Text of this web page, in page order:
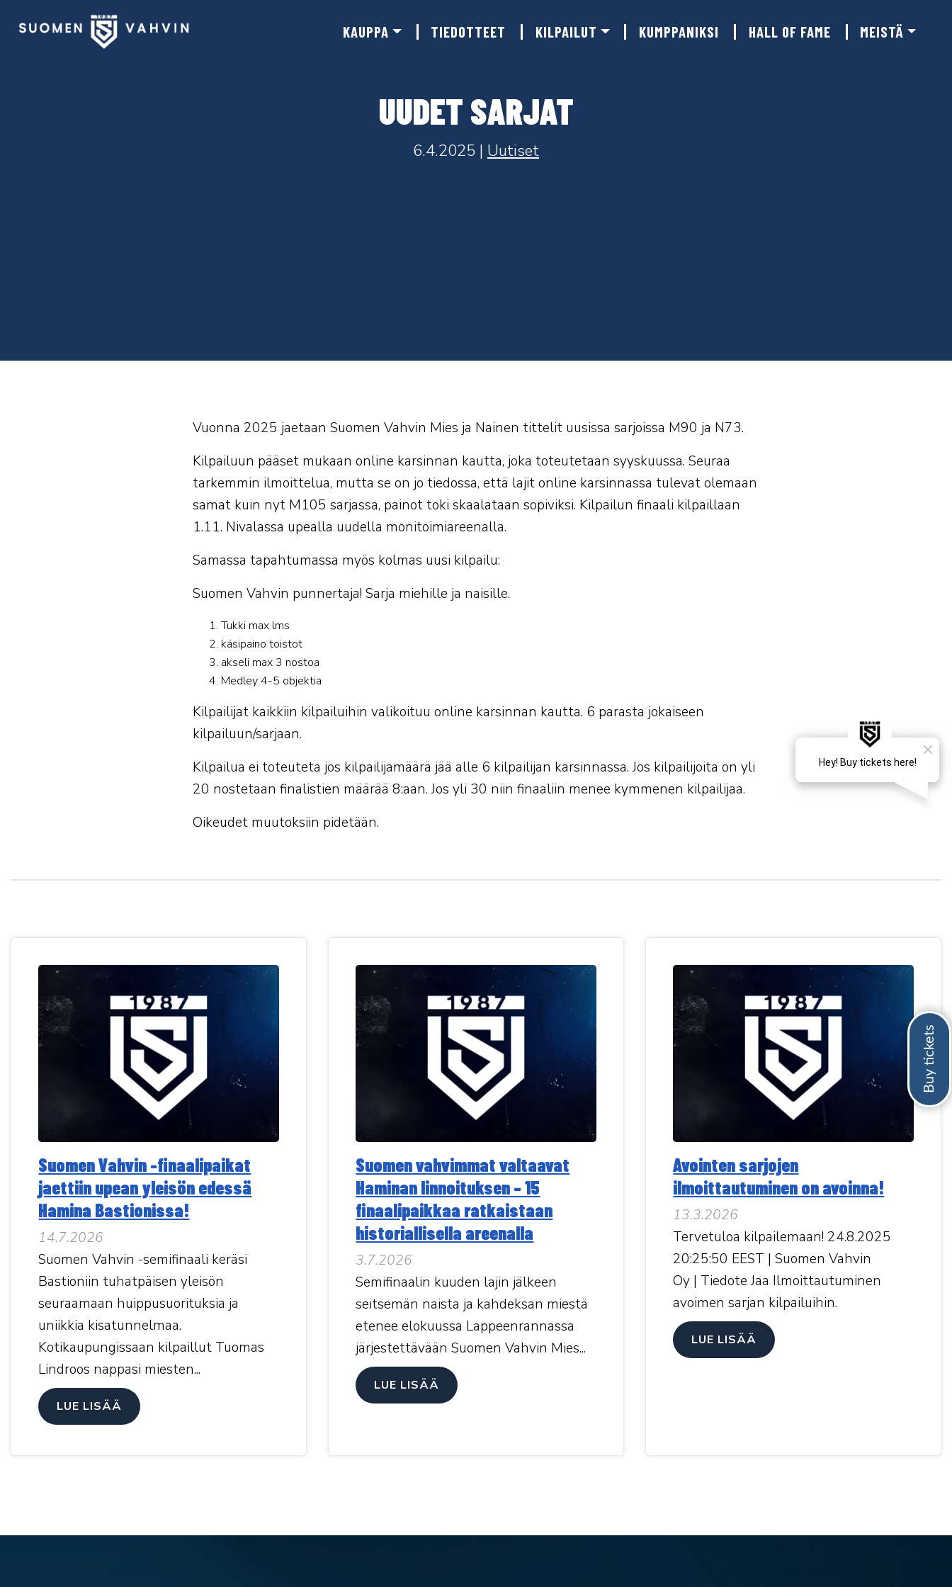
KAUPPA TIEDOTTEET KILPAILUT KUMPPANIKSI HALL OF FAME MEISTÄ
UUDET SARJAT
6.4.2025 | Uutiset
Vuonna 2025 jaetaan Suomen Vahvin Mies ja Nainen tittelit uusissa sarjoissa M90 ja N73.
Kilpailuun pääset mukaan online karsinnan kautta, joka toteutetaan syyskuussa. Seuraa
tarkemmin ilmoittelua, mutta se on jo tiedossa, että lajit online karsinnassa tulevat olemaan
samat kuin nyt M105 sarjassa, painot toki skaalataan sopiviksi. Kilpailun finaali kilpaillaan
1.11. Nivalassa upealla uudella monitoimiareenalla.
Samassa tapahtumassa myös kolmas uusi kilpailu:
Suomen Vahvin punnertaja! Sarja miehille ja naisille.
Tukki max lms
⁠käsipaino toistot
⁠akseli max 3 nostoa
Medley 4-5 objektia
Kilpailijat kaikkiin kilpailuihin valikoituu online karsinnan kautta. 6 parasta jokaiseen
kilpailuun/sarjaan.
Kilpailua ei toteuteta jos kilpailijamäärä jää alle 6 kilpailijan karsinnassa. Jos kilpailijoita on yli
20 nostetaan finalistien määrää 8:aan. Jos yli 30 niin finaaliin menee kymmenen kilpailijaa.
Oikeudet muutoksiin pidetään.
Suomen Vahvin -finaalipaikat
jaettiin upean yleisön edessä
Hamina Bastionissa!
14.7.2026
Suomen Vahvin -semifinaali keräsi
Bastioniin tuhatpäisen yleisön
seuraamaan huippusuorituksia ja
uniikkia kisatunnelmaa.
Kotikaupungissaan kilpaillut Tuomas
Lindroos nappasi miesten...
LUE LISÄÄ
Suomen vahvimmat valtaavat
Haminan linnoituksen – 15
finaalipaikkaa ratkaistaan
historiallisella areenalla
3.7.2026
Semifinaalin kuuden lajin jälkeen
seitsemän naista ja kahdeksan miestä
etenee elokuussa Lappeenrannassa
järjestettävään Suomen Vahvin Mies...
LUE LISÄÄ
Avointen sarjojen
ilmoittautuminen on avoinna!
13.3.2026
Tervetuloa kilpailemaan! 24.8.2025
20:25:50 EEST | Suomen Vahvin
Oy | Tiedote Jaa Ilmoittautuminen
avoimen sarjan kilpailuihin.
LUE LISÄÄ